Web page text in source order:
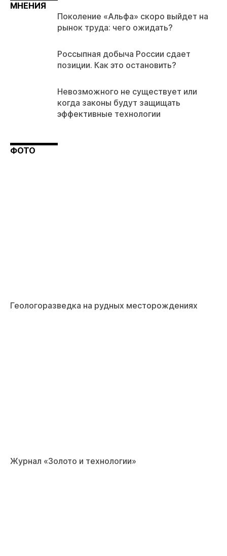
МНЕНИЯ
Поколение «Альфа» скоро выйдет на
рынок труда: чего ожидать?
Россыпная добыча России сдает
позиции. Как это остановить?
Невозможного не существует или
когда законы будут защищать
эффективные технологии
ФОТО
Геологоразведка на рудных месторождениях
Журнал «Золото и технологии»